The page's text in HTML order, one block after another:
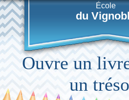
École
du
Ouvre un
un